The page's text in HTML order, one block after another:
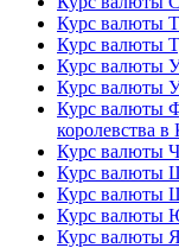
Курс валюты
Курс валюты
Курс валюты
Курс валюты
Курс валюты
королевства в
Курс валюты
Курс валюты
Курс валюты
Курс валюты
Курс валюты